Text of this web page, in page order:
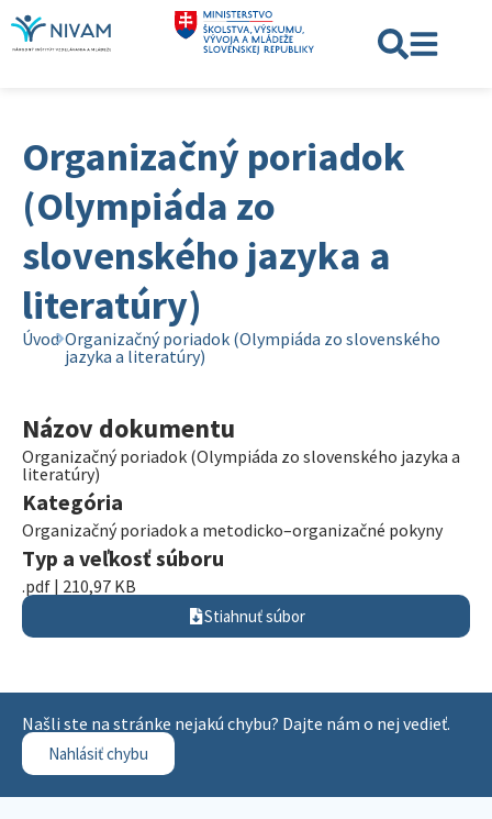
Organizačný poriadok
(Olympiáda zo
slovenského jazyka a
literatúry)
Úvod Organizačný poriadok (Olympiáda zo slovenského
jazyka a literatúry)
Názov dokumentu
Organizačný poriadok (Olympiáda zo slovenského jazyka a
literatúry)
Kategória
Organizačný poriadok a metodicko–organizačné pokyny
Typ a veľkosť súboru
.pdf | 210,97 KB
Stiahnuť súbor
Našli ste na stránke nejakú chybu? Dajte nám o nej vedieť.
Nahlásiť chybu